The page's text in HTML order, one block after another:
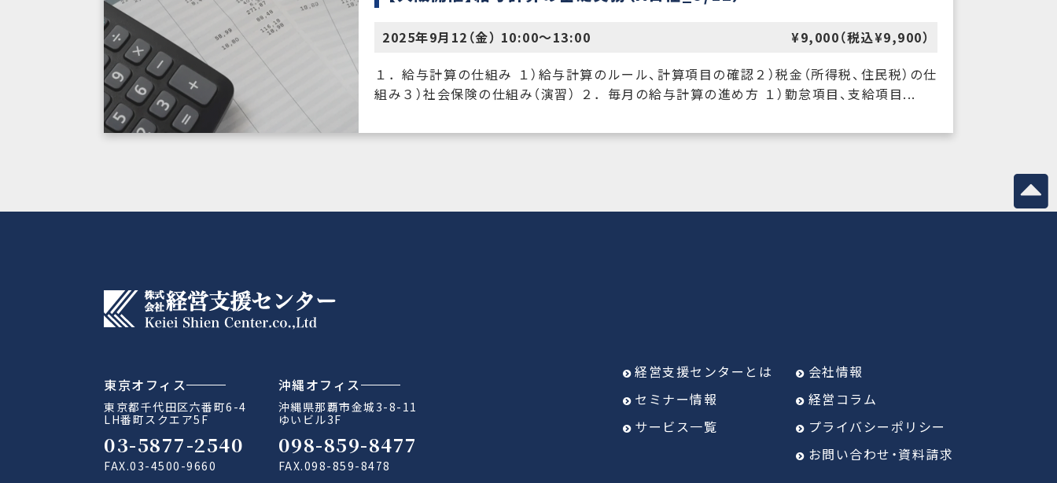
2025年9月12（金） 10:00〜13:00
¥9,000（税込¥9,900）
１．給与計算の仕組み １）給与計算のルール、計算項目の確認２）税金（所得税、住民税）の仕
組み３）社会保険の仕組み（演習） ２．毎月の給与計算の進め方 １）勤怠項目、支給項目...
東京オフィス
東京都千代田区六番町6-4
LH番町スクエア5F
03-5877-2540
FAX.03-4500-9660
沖縄オフィス
沖縄県那覇市金城3-8-11
ゆいビル3F
098-859-8477
FAX.098-859-8478
経営支援センターとは
セミナー情報
サービス一覧
会社情報
経営コラム
プライバシーポリシー
お問い合わせ・資料請求